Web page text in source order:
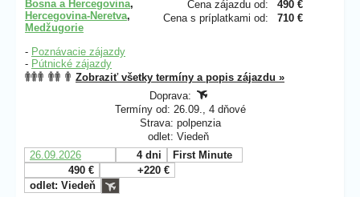
Cena zájazdu od:
490 €
Cena s príplatkami od:
710 €
Bosna a Hercegovina,
Hercegovina-Neretva,
Medžugorie
- Poznávacie zájazdy
- Pútnické zájazdy
Zobraziť všetky termíny a popis zájazdu »
Doprava:
Termíny od: 26.09., 4 dňové
Strava: polpenzia
odlet: Viedeň
26.09.2026
4 dni
First Minute
490 €
+220 €
odlet: Viedeň